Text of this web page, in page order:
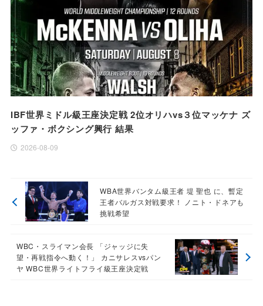
IBF世界ミドル級王座決定戦 2位オリハvs３位マッケナ ズ
ッファ・ボクシング興行 結果
2026-08-09
WBA世界バンタム級王者 堤 聖也 に、暫定
王者バルガス対戦要求！ ノニト・ドネアも
挑戦希望
WBC・スライマン会長 「ジャッジに失
望・再戦指令へ動く！」 カニサレスvsパン
ヤ WBC世界ライトフライ級王座決定戦